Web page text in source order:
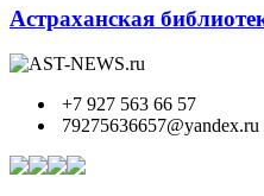
Астраханская
+7 927 563 66 57
79275636657@yandex.ru